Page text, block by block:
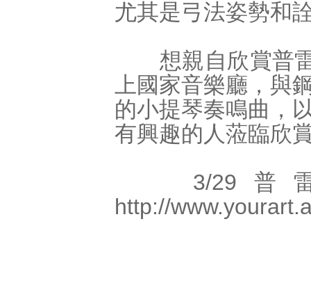
尤其是弓法姿勢和
想親自欣賞普雷
上國家音樂廳，與
的小提琴奏鳴曲，
有興趣的人蒞臨欣
3/29普雷
http://